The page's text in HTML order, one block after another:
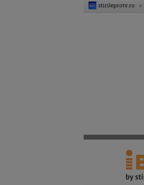
stirileprotv.ro